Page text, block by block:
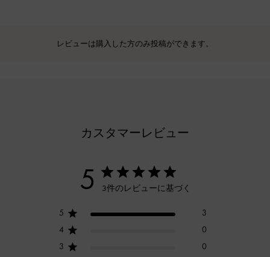
レビューは購入した方のみ投稿ができます。
カスタマーレビュー
5 3件のレビューに基づく
5
3
4
0
3
0